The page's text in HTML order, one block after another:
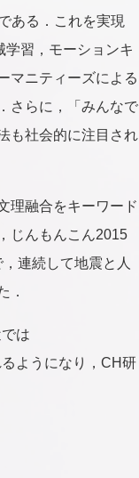
ある．これを実現
習，モーションキ
マニティーズによる
さらに，「みんなで
も社会的に注目され
理融合をキーワード
じんもんこん2015
連続して地震と人
．
は
ようになり，CH研